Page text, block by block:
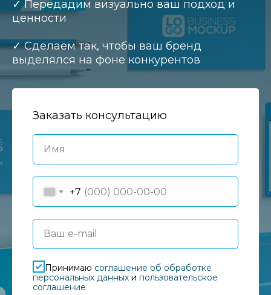
✓ Передадим визуально ваш подход и
ценности
✓ Сделаем так, чтобы ваш бренд
выделялся на фоне конкурентов
Заказать консультацию
Имя
+7
Ваш e-mail
Принимаю соглашение об обработке
персональных данных и пользовательское
соглашение